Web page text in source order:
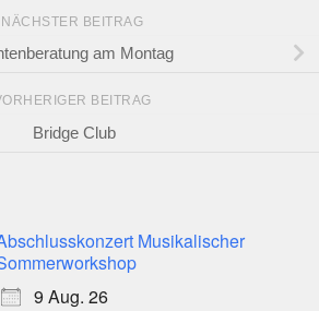
NÄCHSTER BEITRAG
am Montag
BEITRAG
Bridge Club
Musikalischer
9 Aug. 26